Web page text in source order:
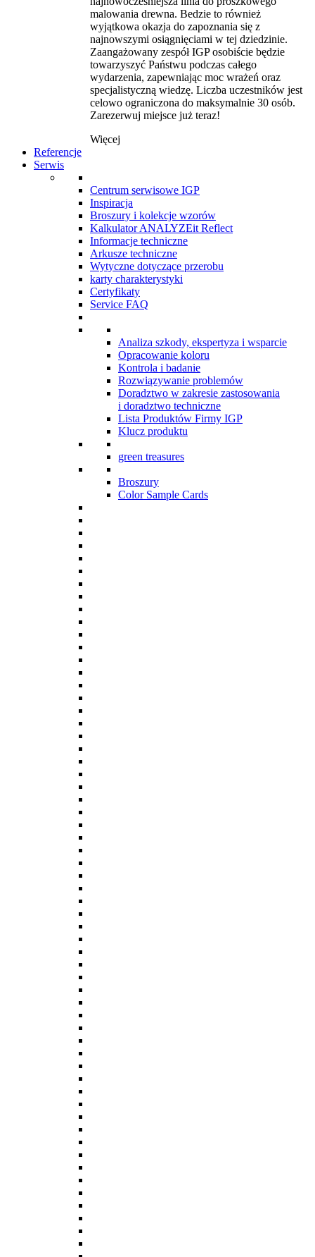
malowania drewna. Bedzie to również
wyjątkowa okazja do zapoznania się z
najnowszymi osiągnięciami w tej dziedzinie.
Zaangażowany zespół IGP osobiście będzie
towarzyszyć Państwu podczas całego
wydarzenia, zapewniając moc wrażeń oraz
specjalistyczną wiedzę. Liczba uczestników jest
celowo ograniczona do maksymalnie 30 osób.
Zarezerwuj miejsce już teraz!
Więcej
Referencje
Serwis
Centrum serwisowe IGP
Inspiracja
Broszury i kolekcje wzorów
Kalkulator ANALYZEit Reflect
Informacje techniczne
Arkusze techniczne
Wytyczne dotyczące przerobu
karty charakterystyki
Certyfikaty
Service FAQ
Analiza szkody, ekspertyza i wsparcie
Opracowanie koloru
Kontrola i badanie
Rozwiązywanie problemów
Doradztwo w zakresie zastosowania
i doradztwo techniczne
Lista Produktów Firmy IGP
Klucz produktu
green treasures
Broszury
Color Sample Cards